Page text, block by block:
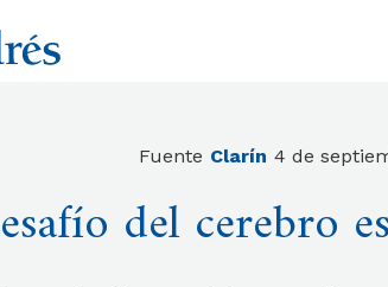
Fuente Clarín 4 de
del cerebro